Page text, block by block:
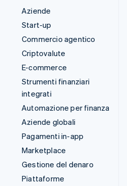
Aziende
Start-up
Commercio agentico
Criptovalute
E-commerce
Strumenti finanziari
integrati
Automazione per finanza
Aziende globali
Pagamenti in-app
Marketplace
Gestione del denaro
Piattaforme